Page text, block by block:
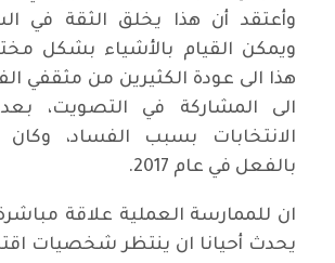
وأعتقد أن هذا يخلق الثقة في
ويمكن القيام بالأشياء بشكل
هذا الى عودة الكثيرين من مثقفي
الى المشاركة في التصويت،
الانتخابات بسبب الفساد،
بالفعل في عام 2017.
ان للممارسة العملية علاقة
يحدث أحيانا ان ينتظر شخصيات